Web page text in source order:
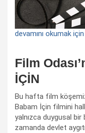
devamını okumak için
Film
İÇİN
Bu hafta film
Babam İçin filmini
yalnızca duygusal bir
zamanda devlet